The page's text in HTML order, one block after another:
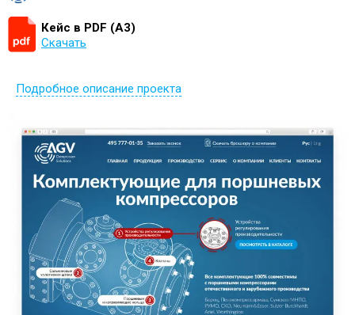
Кейс в PDF (А3)
Скачать
Подробное описание проекта